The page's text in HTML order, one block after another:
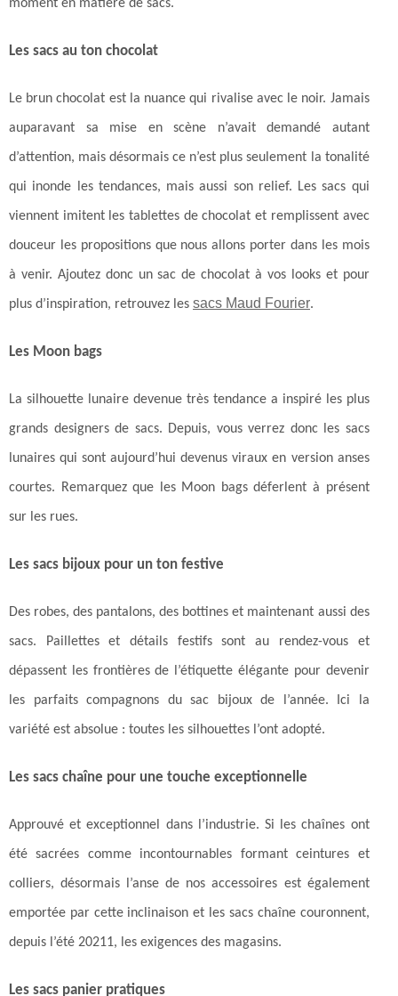
moment en matière de sacs.
Les sacs au ton chocolat
Le brun chocolat est la nuance qui rivalise avec le noir. Jamais
auparavant sa mise en scène n’avait demandé autant
d’attention, mais désormais ce n’est plus seulement la tonalité
qui inonde les tendances, mais aussi son relief. Les sacs qui
viennent imitent les tablettes de chocolat et remplissent avec
douceur les propositions que nous allons porter dans les mois
à venir. Ajoutez donc un sac de chocolat à vos looks et pour
plus d’inspiration, retrouvez les sacs Maud Fourier.
Les Moon bags
La silhouette lunaire devenue très tendance a inspiré les plus
grands designers de sacs. Depuis, vous verrez donc les sacs
lunaires qui sont aujourd’hui devenus viraux en version anses
courtes. Remarquez que les Moon bags déferlent à présent
sur les rues.
Les sacs bijoux pour un ton festive
Des robes, des pantalons, des bottines et maintenant aussi des
sacs. Paillettes et détails festifs sont au rendez-vous et
dépassent les frontières de l’étiquette élégante pour devenir
les parfaits compagnons du sac bijoux de l’année. Ici la
variété est absolue : toutes les silhouettes l’ont adopté.
Les sacs chaîne pour une touche exceptionnelle
Approuvé et exceptionnel dans l’industrie. Si les chaînes ont
été sacrées comme incontournables formant ceintures et
colliers, désormais l’anse de nos accessoires est également
emportée par cette inclinaison et les sacs chaîne couronnent,
depuis l’été 20211, les exigences des magasins.
Les sacs panier pratiques